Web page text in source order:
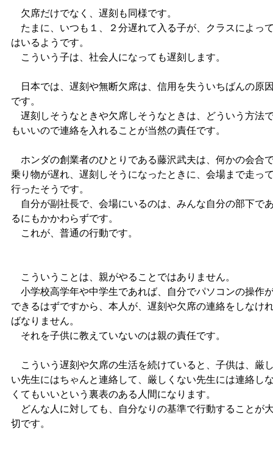
欠席だけでなく、遅刻も同様です。
たまに、いつも１、２分遅れて入る子が、クラスによっ
はいるようです。
こういう子は、社会人になっても遅刻します。
日本では、遅刻や無断欠席は、信用を失ういちばんの原
です。
遅刻しそうなときや欠席しそうなときは、どういう方法
もいいので連絡を入れることが当然の責任です。
ホンダの創業者のひとりである藤沢武夫は、何かの会合
乗り物が遅れ、遅刻しそうになったときに、会場まで走っ
行ったそうです。
自分が副社長で、会場にいるのは、みんな自分の部下で
るにもかかわらずです。
これが、普通の行動です。
こういうことは、親がやることではありません。
小学校高学年や中学生であれば、自分でパソコンの操作
できるはずですから、本人が、遅刻や欠席の連絡をしなけ
ばなりません。
それを子供に教えていないのは親の責任です。
こういう遅刻や欠席の生活を続けていると、子供は、厳
い先生にはちゃんと連絡して、厳しくない先生には連絡し
くてもいいという裏表のある人間になります。
どんな人に対しても、自分なりの基準で行動することが
切です。